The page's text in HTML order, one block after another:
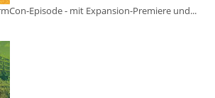
Episode - mit Expansion-Premiere und...